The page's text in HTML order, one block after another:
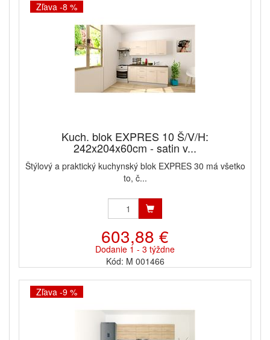
Zľava -8 %
Kuch. blok EXPRES 10 Š/V/H:
242x204x60cm - satin v...
Štýlový a praktický kuchynský blok EXPRES 30 má všetko
to, č...
603,88 €
Dodanie 1 - 3 týždne
Kód: M 001466
Zľava -9 %